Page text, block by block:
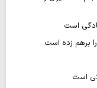
است
برهم زده است
است